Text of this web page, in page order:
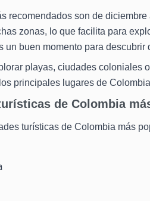
recomendados son de
zonas, lo que facilita para
un buen momento para
playas, ciudades coloniales
principales lugares de
de Colombia
turísticas de Colombia más